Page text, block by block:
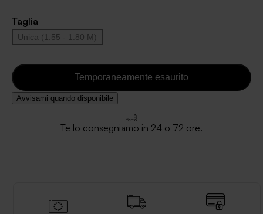
Taglia
Unica (1.55 - 1.80 M)
Temporaneamente esaurito
Avvisami quando disponibile
Te lo consegniamo in 24 o 72 ore.